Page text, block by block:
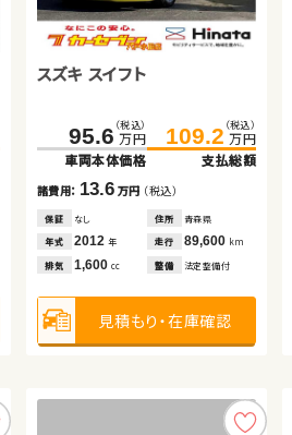
スズキ スイフト
95.6 （税込）
万円
車両本体価格
109.2 （税込）
万円
支払総額
諸費用： 13.6 万円 （税込）
保証 なし 住所
青森県
年式
2012年 走行 89,600 km
排気
1,600cc 整備 法定整備付
見積もり・在庫確認
スズキ アルト ＨＢ
89.4 万円
車両本体価格
支払総額
諸費用：4.7 万円 （税込）
保証 あり 住所
青森県
年式
2020年 走行 1,800km
排気
cc 整備 法定整備付
スズキ アルト ＨＢ
20.5 （税込）
万円
車両本体価格
29.7 （税込）
万円
支払総額
諸費用： 9.2万円（税込）
保証 あり 住所
埼玉県
年式
2013年 走行 57,400 km
排気
660cc 整備 法定整備付
見積もり・在庫確認
日産 セレナ
175.4 （税込）
万円
車両本体価格
189.5 （税込）
万円
支払総額
諸費用： 14.1 万円 （税込）
保証 あり 住所
岩手県
年式
2017年 走行 71,600 km
排気
2,000cc 整備 法定整備付
見積もり・在庫確認